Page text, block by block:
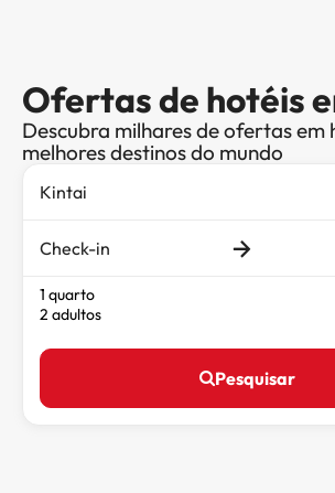
Ofertas de hotéis
Descubra milhares de ofertas em
melhores destinos do mundo
Check-in
1 quarto
2 adultos
Pesquisar